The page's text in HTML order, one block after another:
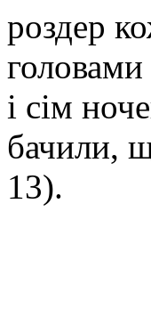
роздер
головами
і сім
бачили,
13).